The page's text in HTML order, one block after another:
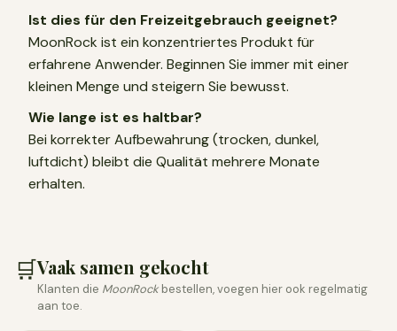
Ist dies für den Freizeitgebrauch geeignet?
MoonRock ist ein konzentriertes Produkt für
erfahrene Anwender. Beginnen Sie immer mit einer
kleinen Menge und steigern Sie bewusst.
Wie lange ist es haltbar?
Bei korrekter Aufbewahrung (trocken, dunkel,
luftdicht) bleibt die Qualität mehrere Monate
erhalten.
🛒Vaak samen gekocht
Klanten die MoonRock bestellen, voegen hier ook regelmatig
aan toe.